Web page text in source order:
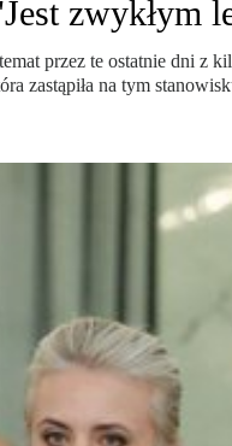
zwykłym
przez te ostatnie dni z
zastąpiła na tym